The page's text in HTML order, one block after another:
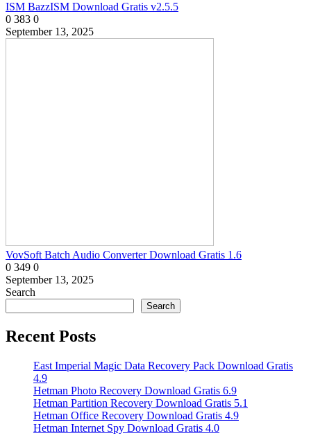
ISM BazzISM Download Gratis v2.5.5
0 383 0
September 13, 2025
VovSoft Batch Audio Converter Download Gratis 1.6
0 349 0
September 13, 2025
Search
Search
Recent Posts
East Imperial Magic Data Recovery Pack Download Gratis
4.9
Hetman Photo Recovery Download Gratis 6.9
Hetman Partition Recovery Download Gratis 5.1
Hetman Office Recovery Download Gratis 4.9
Hetman Internet Spy Download Gratis 4.0